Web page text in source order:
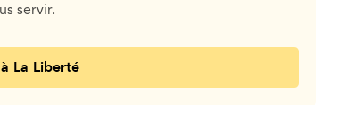
servir.
La Liberté